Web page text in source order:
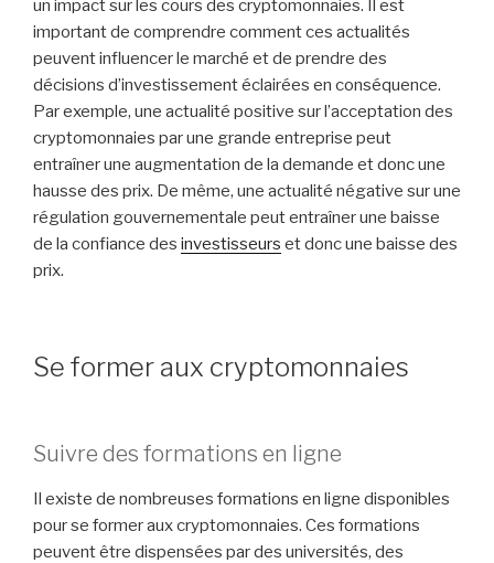
un impact sur les cours des cryptomonnaies. Il est
important de comprendre comment ces actualités
peuvent influencer le marché et de prendre des
décisions d’investissement éclairées en conséquence.
Par exemple, une actualité positive sur l’acceptation des
cryptomonnaies par une grande entreprise peut
entraîner une augmentation de la demande et donc une
hausse des prix. De même, une actualité négative sur une
régulation gouvernementale peut entraîner une baisse
de la confiance des investisseurs et donc une baisse des
prix.
Se former aux cryptomonnaies
Suivre des formations en ligne
Il existe de nombreuses formations en ligne disponibles
pour se former aux cryptomonnaies. Ces formations
peuvent être dispensées par des universités, des